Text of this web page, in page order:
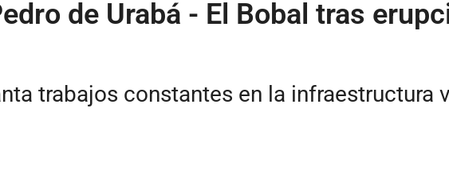
de Urabá - El Bobal tras
trabajos constantes en la infraestructura